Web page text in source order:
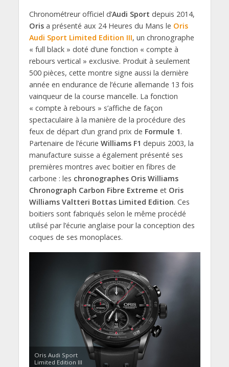
Chronométreur officiel d’Audi Sport depuis 2014,
Orisa présenté aux 24 Heures du Mans le Oris
Audi Sport Limited Edition III, un chronographe
« full black » doté d’une fonction « compte à
rebours vertical » exclusive. Produit à seulement
500 pièces, cette montre signe aussi la dernière
année en endurance de l’écurie allemande 13 fois
vainqueur de la course mancelle. La fonction
« compte à rebours » s’affiche de façon
spectaculaire à la manière de la procédure des
feux de départ d’un grand prix de Formule 1.
Partenaire de l’écurie Williams F1 depuis 2003, la
manufacture suisse a également présenté ses
premières montres avec boitier en fibres de
carbone : les chronographes Oris Williams
Chronograph Carbon Fibre Extreme et Oris
Williams Valtteri Bottas Limited Edition. Ces
boitiers sont fabriqués selon le même procédé
utilisé par l’écurie anglaise pour la conception des
coques de ses monoplaces.
Oris Audi Sport
Limited Edition III